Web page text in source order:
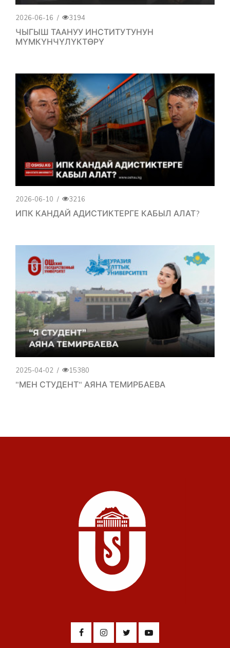
2026-06-16 / 3194
ЧЫГЫШ ТААНУУ ИНСТИТУТУНУН
МҮМКҮНЧҮЛҮКТӨРҮ
2026-06-10 / 3216
ИПК КАНДАЙ АДИСТИКТЕРГЕ КАБЫЛ АЛАТ?
2025-04-02 / 15380
"МЕН СТУДЕНТ" АЯНА ТЕМИРБАЕВА